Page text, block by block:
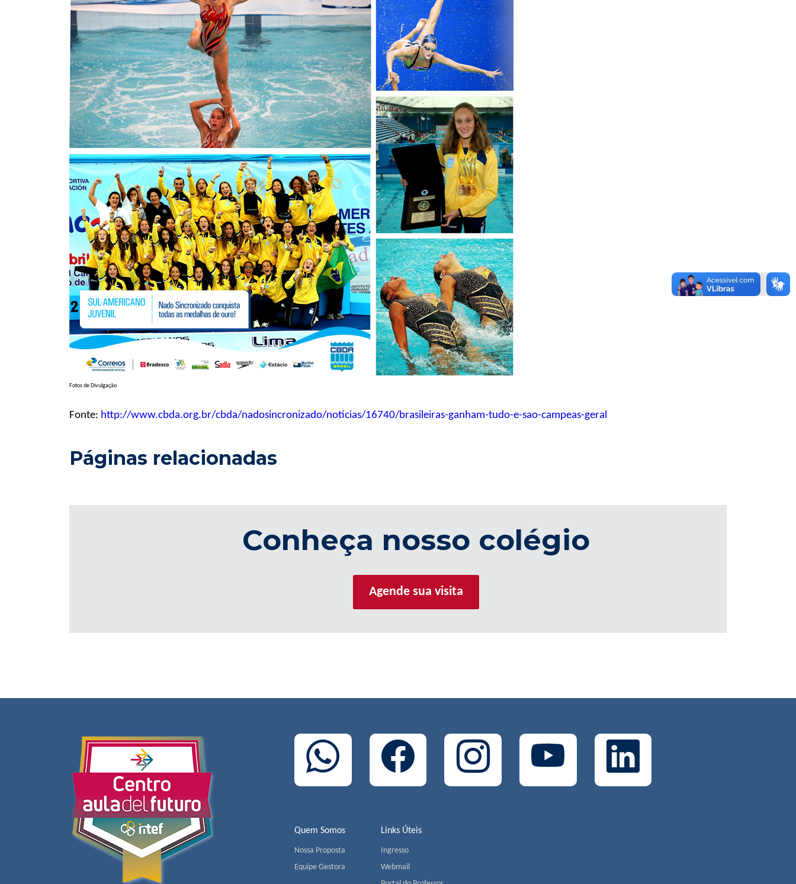
Fotos de Divulgação
Fonte: http://www.cbda.org.br/cbda/nadosincronizado/noticias/16740/brasileiras-ganham-tudo-e-sao-campeas-geral
Páginas relacionadas
Conheça nosso colégio
Agende sua visita
Quem Somos
Nossa Proposta
Equipe Gestora
Links Úteis
Ingresso
Webmail